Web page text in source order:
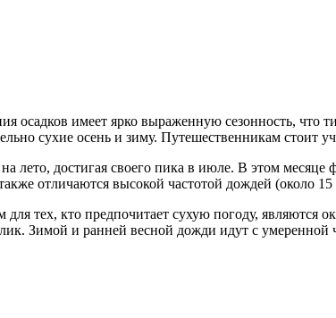
осадков имеет ярко выраженную сезонность,
сухие осень и зиму. Путешественникам стоит
лето, достигая своего пика в июле. В этом
отличаются высокой частотой дождей (около
тех, кто предпочитает сухую погоду,
Зимой и ранней весной дожди идут с